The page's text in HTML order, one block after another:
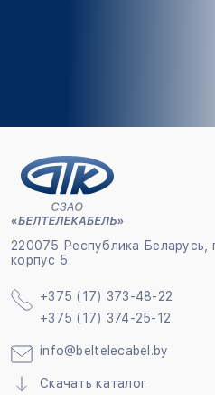
220075 Республика Беларусь,
корпус 5
+375 (17) 373-48-22
+375 (17) 374-25-12
info@beltelecabel.by
Скачать каталог